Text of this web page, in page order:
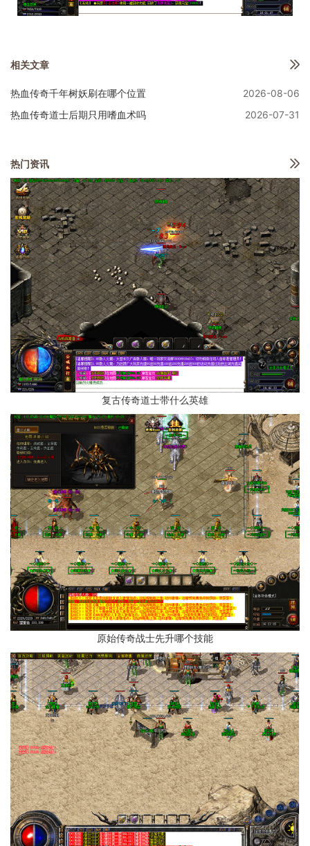
相关文章
热血传奇千年树妖刷在哪个位置
2026-08-06
热血传奇道士后期只用嗜血术吗
2026-07-31
热门资讯
复古传奇道士带什么英雄
原始传奇战士先升哪个技能